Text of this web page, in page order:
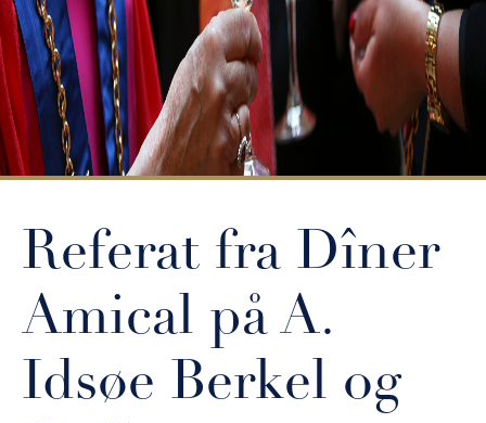
Referat fra Dîner
Amical på A.
Idsøe Berkel og